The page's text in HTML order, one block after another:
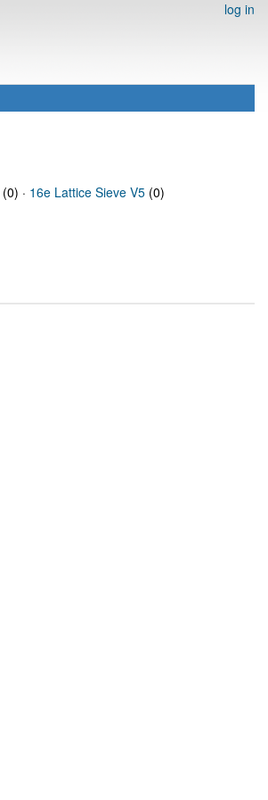
log in
(0) · 16e Lattice Sieve V5 (0)